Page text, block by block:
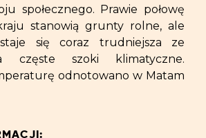
społecznego. Prawie połowę
stanowią grunty rolne, ale
się coraz trudniejsza ze
częste szoki klimatyczne.
odnotowano w Matam